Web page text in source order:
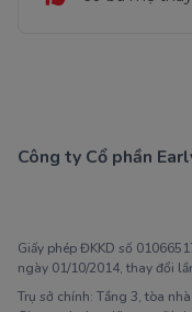
Công ty Cổ phần
Giấy phép ĐKKD số
ngày 01/10/2014, thay đổi
Trụ sở chính: Tầng 3, tòa